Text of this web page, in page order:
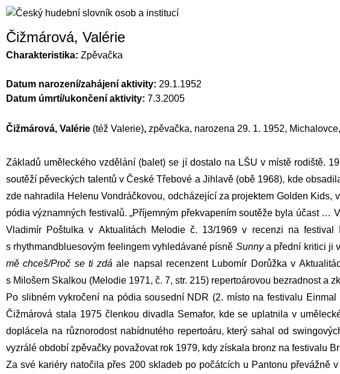
Čižmárová, Valérie
Charakteristika: Zpěvačka
Datum narození/zahájení aktivity: 29.1.1952
Datum úmrtí/ukončení aktivity: 7.3.2005
Čižmárová, Valérie (též Valerie), zpěvačka, narozena 29. 1. 1952,
Základů uměleckého vzdělání (balet) se jí dostalo na LŠU v místě rodiště.
soutěží pěveckých talentů v České Třebové a Jihlavě (obě 1968), kde
zde nahradila Helenu Vondráčkovou, odcházející za projektem Golden Kids,
pódia významných festivalů. „Příjemným překvapením soutěže byla účast …
Vladimír Poštulka v Aktualitách Melodie č. 13/1969 v recenzi na
s rhythmandbluesovým feelingem vyhledávané písně Sunnya přední kritici ji
mě chceš/Proč se ti zdá ale napsal recenzent Lubomír Dorůžka v
s Milošem Skalkou (Melodie 1971, č. 7, str. 215) repertoárovou bezradnost a
Po slibném vykročení na pódia sousední NDR (2. místo na festivalu
Čižmárová stala 1975 členkou divadla Semafor, kde se uplatnila v
doplácela na různorodost nabídnutého repertoáru, který sahal od
vyzrálé období zpěvačky považovat rok 1979, kdy získala bronz na festivalu
Za své kariéry natočila přes 200 skladeb po počátcích u Pantonu